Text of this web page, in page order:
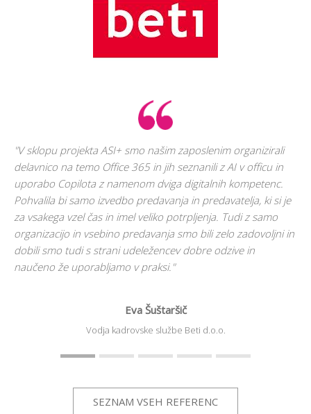
"V sklopu projekta ASI+ smo našim zaposlenim organizirali
delavnico na temo Office 365 in jih seznanili z AI v officu in
uporabo Copilota z namenom dviga digitalnih kompetenc.
Pohvalila bi samo izvedbo predavanja in predavatelja, ki si je
za vsakega vzel čas in imel veliko potrpljenja. Tudi z samo
organizacijo in vsebino predavanja smo bili zelo zadovoljni in
dobili smo tudi s strani udeležencev dobre odzive in
naučeno že uporabljamo v praksi."
Eva Šuštaršič
Vodja kadrovske službe Beti d.o.o.
SEZNAM VSEH REFERENC